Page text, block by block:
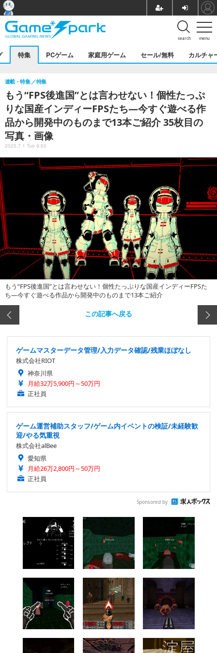
menu
search
特集 PCゲーム 家庭用ゲーム セール/無料 カルチャ
もう“FPS後進国”とは言わせない！個性たっぷ
りな国産インディーFPSたち―今すぐ遊べる作
品から開発中のものまで13本ご紹介 35枚目の
写真・画像
連載・特集 特集
2025.7.1 Tue 9:00
もう“FPS後進国”とは言わせない！個性たっぷりな国産インディーFPSた
ち―今すぐ遊べる作品から開発中のものまで13本ご紹介
この記事へ戻る
ゲームマスターデータ管理/入力データ確認/残業ほぼなし
株式会社RIOT
神奈川県
月給32万5,900円～50万円
正社員
ゲーム運営補助スタッフ/ゲーム内イベントの検証/未経験歓
迎/やる気重視
株式会社alBee
愛知県
月給26万2,800円～50万円
正社員
Sponsored by